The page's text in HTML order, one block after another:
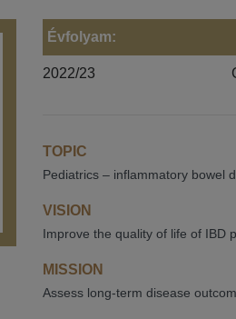
Évfolyam:
2022/23
TOPIC
Pediatrics – inflammatory bowel
VISION
Improve the quality of life of IBD
MISSION
Assess long-term disease